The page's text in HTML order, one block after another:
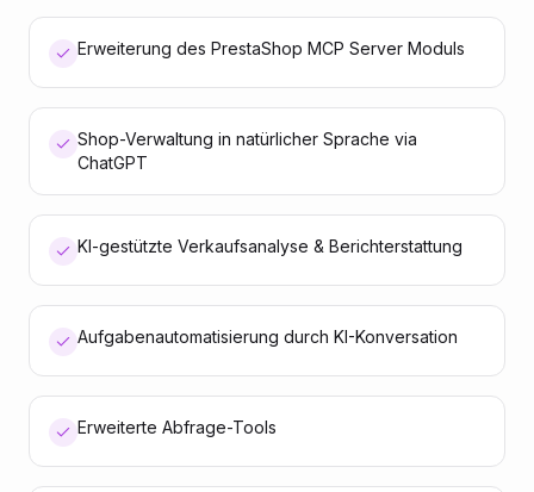
Erweiterung des PrestaShop MCP Server Moduls
Shop-Verwaltung in natürlicher Sprache via
ChatGPT
KI-gestützte Verkaufsanalyse & Berichterstattung
Aufgabenautomatisierung durch KI-Konversation
Erweiterte Abfrage-Tools